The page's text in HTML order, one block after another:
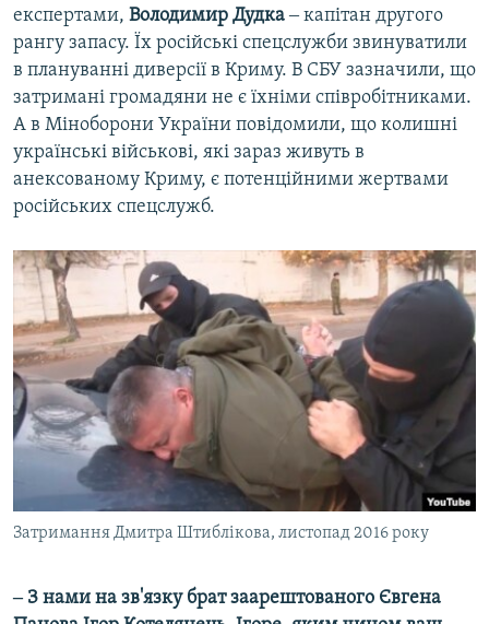
експертами, Володимир Дудка‒ капітан другого
рангу запасу. Їх російські спецслужби звинуватили
в плануванні диверсії в Криму. В СБУ зазначили, що
затримані громадяни не є їхніми співробітниками.
А в Міноборони України повідомили, що колишні
українські військові, які зараз живуть в
анексованому Криму, є потенційними жертвами
російських спецслужб.
Затримання Дмитра Штиблікова, листопад 2016 року
‒ З нами на зв'язку брат заарештованого Євгена